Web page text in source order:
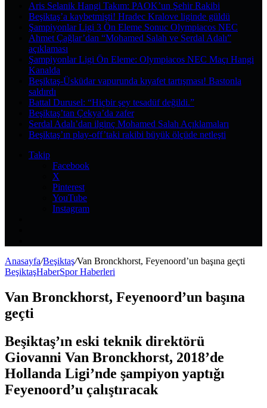
Aris Selanik Hangi Takım: PAOK’un Şehir Rakibi
Beşiktaş’a kaybetmişti! Hradec Kralove liginde güldü
Şampiyonlar Ligi 3 Ön Eleme Sonuc Olympiacos NEC
Ahmet Çağlar’dan “Mohamed Salah ve Serdal Adalı”
açıklaması
Şampiyonlar Ligi Ön Eleme: Olympiacos NEC Maçı Hangi
Kanalda
Beşiktaş-Üsküdar vapurunda kıyafet tartışması! Bastonla
saldırdı
Battal Durusel: “Hiçbir şey tesadüf değildi.”
Beşiktaş’tan Çekya’da zafer
Serdal Adalı’dan ilginç Mohamed Salah Açıklamaları
Beşiktaş’ın play-off’taki rakibi büyük ölçüde netleşti
Takip
Facebook
X
Pinterest
YouTube
Instagram
Anasayfa/Beşiktaş/Van Bronckhorst, Feyenoord’un başına geçti
BeşiktaşHaberSpor Haberleri
Van Bronckhorst, Feyenoord’un başına
geçti
Beşiktaş’ın eski teknik direktörü
Giovanni Van Bronckhorst, 2018’de
Hollanda Ligi’nde şampiyon yaptığı
Feyenoord’u çalıştıracak